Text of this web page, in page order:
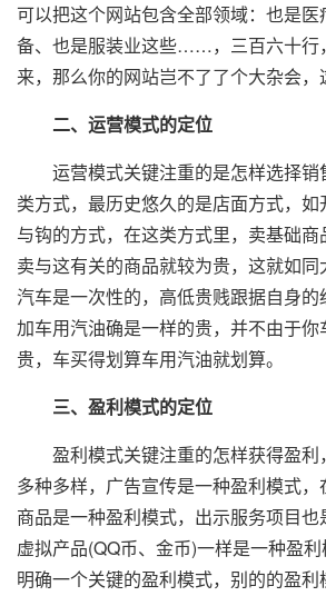
可以把这个网站包含全部领域：也是
备、也是服装业这些……，三百六十行
来，那么你的网站岂不了了个大杂会
二、运营模式的定位
运营模式关键注重的是怎样选择销
类方式，最历史悠久的是店面方式，
与钩的方式，在这类方式里，卖基础
卖与这有关的商品就较为贵，这就如
汽车是一次性的，高低贵贱跟据自身的
加车用汽油确是一样的贵，并不由于
贵，车买得划算车用汽油就划算。
三、盈利模式的定位
盈利模式关键注重的怎样获得盈利
多种多样，广告宣传是一种盈利模式
商品是一种盈利模式，出示服务项目
虚拟产品(QQ币、金币)一样是一种盈
明确一个关键的盈利模式，别的的盈